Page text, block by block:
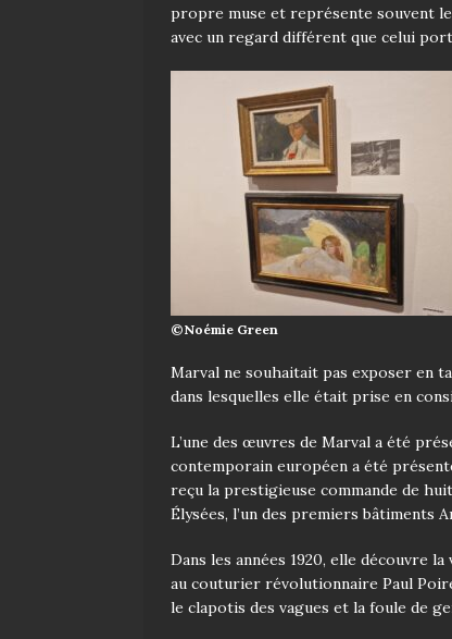
propre muse et représente souvent
avec un regard différent que celui
©Noémie Green
Marval ne souhaitait pas exposer en
dans lesquelles elle était prise en
L’une des œuvres de Marval a été
contemporain européen a été
reçu la prestigieuse commande de
Élysées, l’un des premiers bâtiments
Dans les années 1920, elle découvre
au couturier révolutionnaire Paul
le clapotis des vagues et la foule de